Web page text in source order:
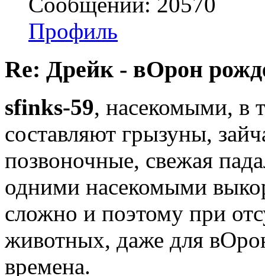
Профиль
Re: Дрейк - вОрон
sfinks-59, насекомыми, в
составляют грызуны,
позвоночные, свежая
одними насекомыми
сложно и поэтому при
животных, даже для
времена.